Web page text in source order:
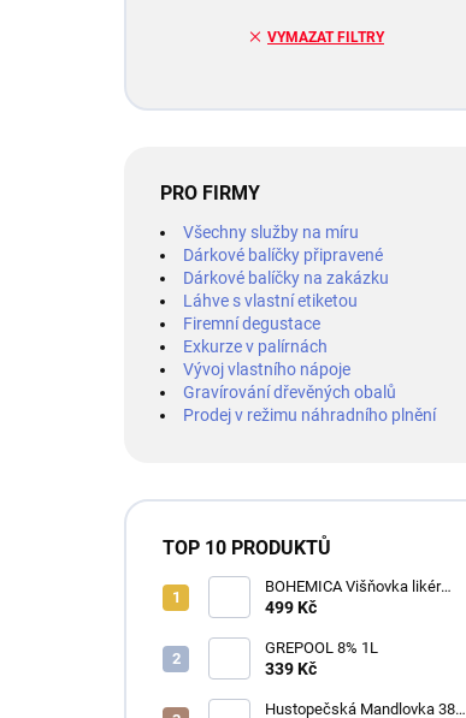
VYMAZAT FILTRY
PRO FIRMY
Všechny služby na míru
Dárkové balíčky připravené
Dárkové balíčky na zakázku
Láhve s vlastní etiketou
Firemní degustace
Exkurze v palírnách
Vývoj vlastního nápoje
Gravírování dřevěných obalů
Prodej v režimu náhradního plnění
TOP 10 PRODUKTŮ
BOHEMICA Višňovka likér
25% 0,7L
499 Kč
GREPOOL 8% 1L
339 Kč
Hustopečská Mandlovka 38%